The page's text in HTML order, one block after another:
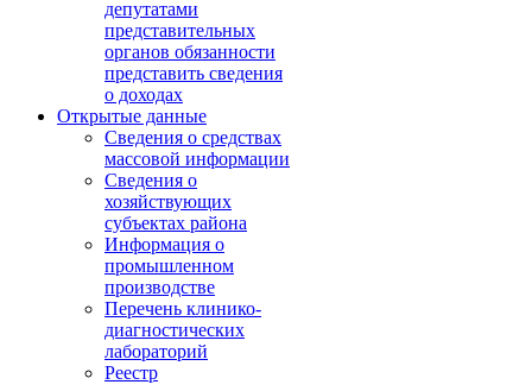
депутатами
представительных
органов обязанности
представить сведения
о доходах
Открытые данные
Сведения о средствах
массовой информации
Сведения о
хозяйствующих
субъектах района
Информация о
промышленном
производстве
Перечень клинико-
диагностических
лабораторий
Реестр